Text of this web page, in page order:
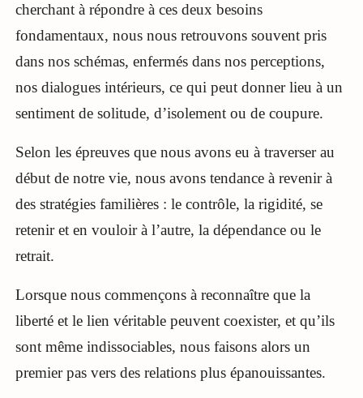
cherchant à répondre à ces deux besoins
fondamentaux, nous nous retrouvons souvent pris
dans nos schémas, enfermés dans nos perceptions,
nos dialogues intérieurs, ce qui peut donner lieu à un
sentiment de solitude, d’isolement ou de coupure.
Selon les épreuves que nous avons eu à traverser au
début de notre vie, nous avons tendance à revenir à
des stratégies familières : le contrôle, la rigidité, se
retenir et en vouloir à l’autre, la dépendance ou le
retrait.
Lorsque nous commençons à reconnaître que la
liberté et le lien véritable peuvent coexister, et qu’ils
sont même indissociables, nous faisons alors un
premier pas vers des relations plus épanouissantes.